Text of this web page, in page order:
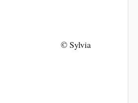
© Sylvia